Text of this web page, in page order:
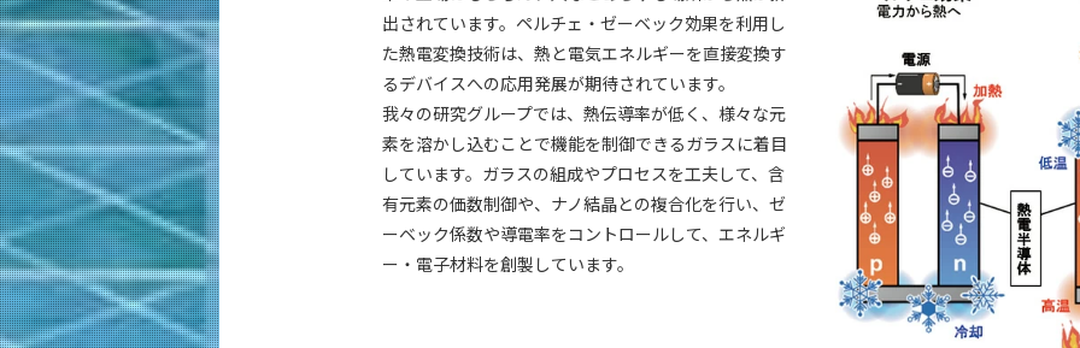
出されています。ペルチェ・ゼーベック効果を利用し
た熱電変換技術は、熱と電気エネルギーを直接変換す
るデバイスへの応用発展が期待されています。
我々の研究グループでは、熱伝導率が低く、様々な元
素を溶かし込むことで機能を制御できるガラスに着目
しています。ガラスの組成やプロセスを工夫して、含
有元素の価数制御や、ナノ結晶との複合化を行い、ゼ
ーベック係数や導電率をコントロールして、エネルギ
ー・電子材料を創製しています。